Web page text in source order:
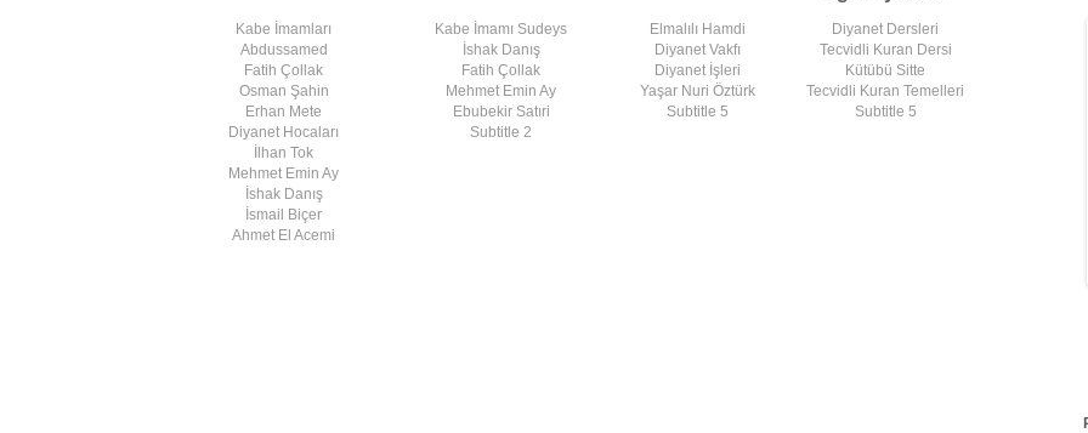
Kabe İmamları
Abdussamed
Fatih Çollak
Osman Şahin
Erhan Mete
Diyanet Hocaları
İlhan Tok
Mehmet Emin Ay
İshak Danış
İsmail Biçer
Ahmet El Acemi
Kabe İmamı Sudeys
İshak Danış
Fatih Çollak
Mehmet Emin Ay
Ebubekir Satıri
Subtitle 2
Elmalılı Hamdi
Diyanet Vakfı
Diyanet İşleri
Yaşar Nuri Öztürk
Subtitle 5
Diyanet Dersleri
Tecvidli Kuran Dersi
Kütübü Sitte
Tecvidli Kuran Temelleri
Subtitle 5